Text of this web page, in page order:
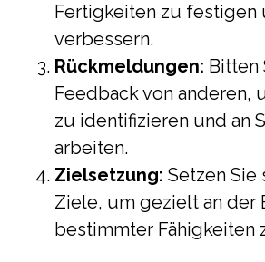
Fertigkeiten zu festigen
verbessern.
Rückmeldungen: Bitten
Feedback von anderen,
zu identifizieren und an
arbeiten.
Zielsetzung: Setzen Sie
Ziele, um gezielt an der
bestimmter Fähigkeiten